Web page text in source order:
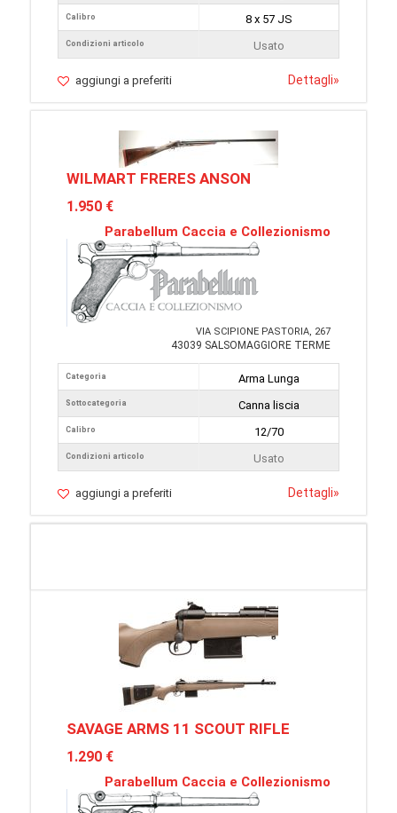
Calibro
Condizioni articolo
8 x 57 JS
Usato
aggiungi a preferiti Dettagli»
WILMART FRERES ANSON
1.950 €
Parabellum Caccia e Collezionismo
VIA SCIPIONE PASTORIA, 267
43039 SALSOMAGGIORE TERME
Categoria
Sottocategoria
Calibro
Condizioni articolo
Arma Lunga
Canna liscia
12/70
Usato
aggiungi a preferiti Dettagli»
SAVAGE ARMS 11 SCOUT RIFLE
1.290 €
Parabellum Caccia e Collezionismo